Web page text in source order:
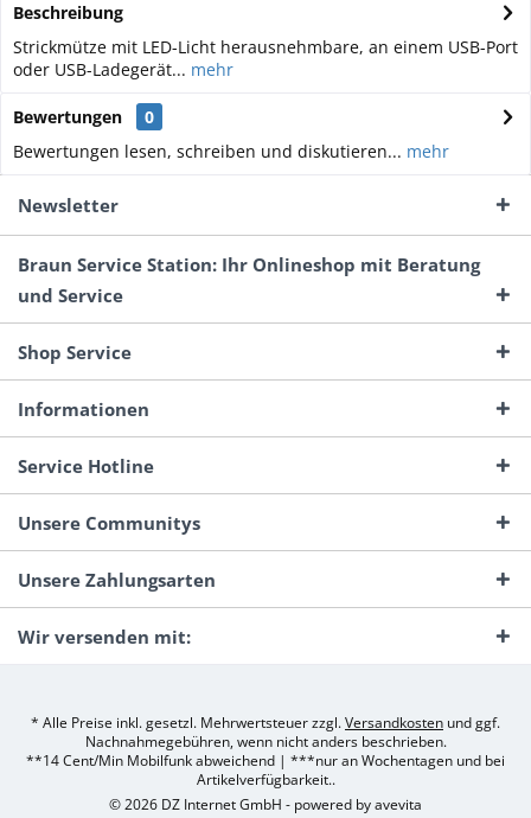
Beschreibung
Strickmütze mit LED-Licht herausnehmbare, an einem USB-Port
oder USB-Ladegerät... mehr
Bewertungen
0
Bewertungen lesen, schreiben und diskutieren... mehr
Newsletter
Braun Service Station: Ihr Onlineshop mit Beratung
und Service
Shop Service
Informationen
Service Hotline
Unsere Communitys
Unsere Zahlungsarten
Wir versenden mit:
* Alle Preise inkl. gesetzl. Mehrwertsteuer zzgl.Versandkosten und ggf.
Nachnahmegebühren, wenn nicht anders beschrieben.
**14 Cent/Min Mobilfunk abweichend | ***nur an Wochentagen und bei
Artikelverfügbarkeit..
© 2026 DZ Internet GmbH - powered byavevita